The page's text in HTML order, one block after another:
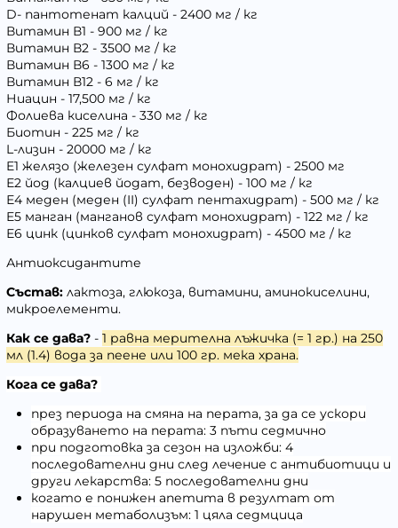
D- пантотенат калций - 2400 мг / кг
Витамин В1 - 900 мг / кг
Витамин В2 - 3500 мг / кг
Витамин В6 - 1300 мг / кг
Витамин В12 - 6 мг / кг
Ниацин - 17,500 мг / кг
Фолиева киселина - 330 мг / кг
Биотин - 225 мг / кг
L-лизин - 20000 мг / кг
E1 желязо (железен сулфат монохидрат) - 2500 мг
Е2 йод (калциев йодат, безводен) - 100 мг / кг
Е4 меден (меден (II) сулфат пентахидрат) - 500 мг / кг
E5 манган (манганов сулфат монохидрат) - 122 мг / кг
Е6 цинк (цинков сулфат монохидрат) - 4500 мг / кг
Антиоксидантите
Състав: лактоза, глюкоза, витамини, аминокиселини,
микроелементи.
Как се дава? - 1 равна мерителна лъжичка (= 1 гр.) на 250
мл (1.4) вода за пеене или 100 гр. мека храна.
Кога се дава?
през периода на смяна на перата, за да се ускори
образуването на перата: 3 пъти седмично
при подготовка за сезон на изложби: 4
последователни дни след лечение с антибиотици и
други лекарства: 5 последователни дни
когато е понижен апетита в резултат от
нарушен метаболизъм: 1 цяла седмцица